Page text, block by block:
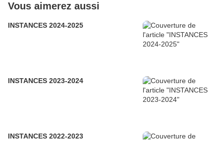
Vous aimerez aussi
INSTANCES 2024-2025
INSTANCES 2023-2024
INSTANCES 2022-2023